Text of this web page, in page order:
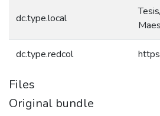
dc.type.local
dc.type.redcol
Files
Original bundle